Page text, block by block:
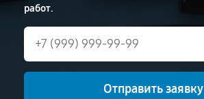
работ.
Отправить заявку